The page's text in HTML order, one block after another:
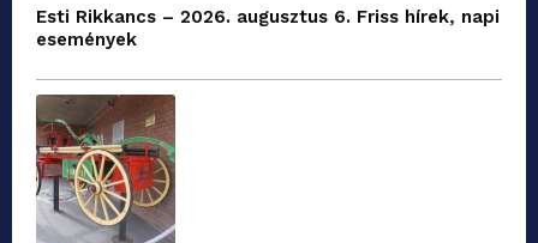
Esti Rikkancs – 2026. augusztus 6. Friss hírek, napi
események